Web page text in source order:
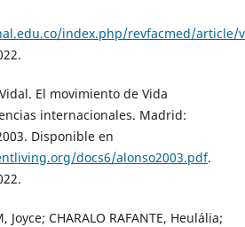
index.php/revfacmed/article/
Vidal. El movimiento de Vida
internacionales. Madrid:
Disponible en
docs6/alonso2003.pdf.
Joyce; CHARALO RAFANTE, Heulália;